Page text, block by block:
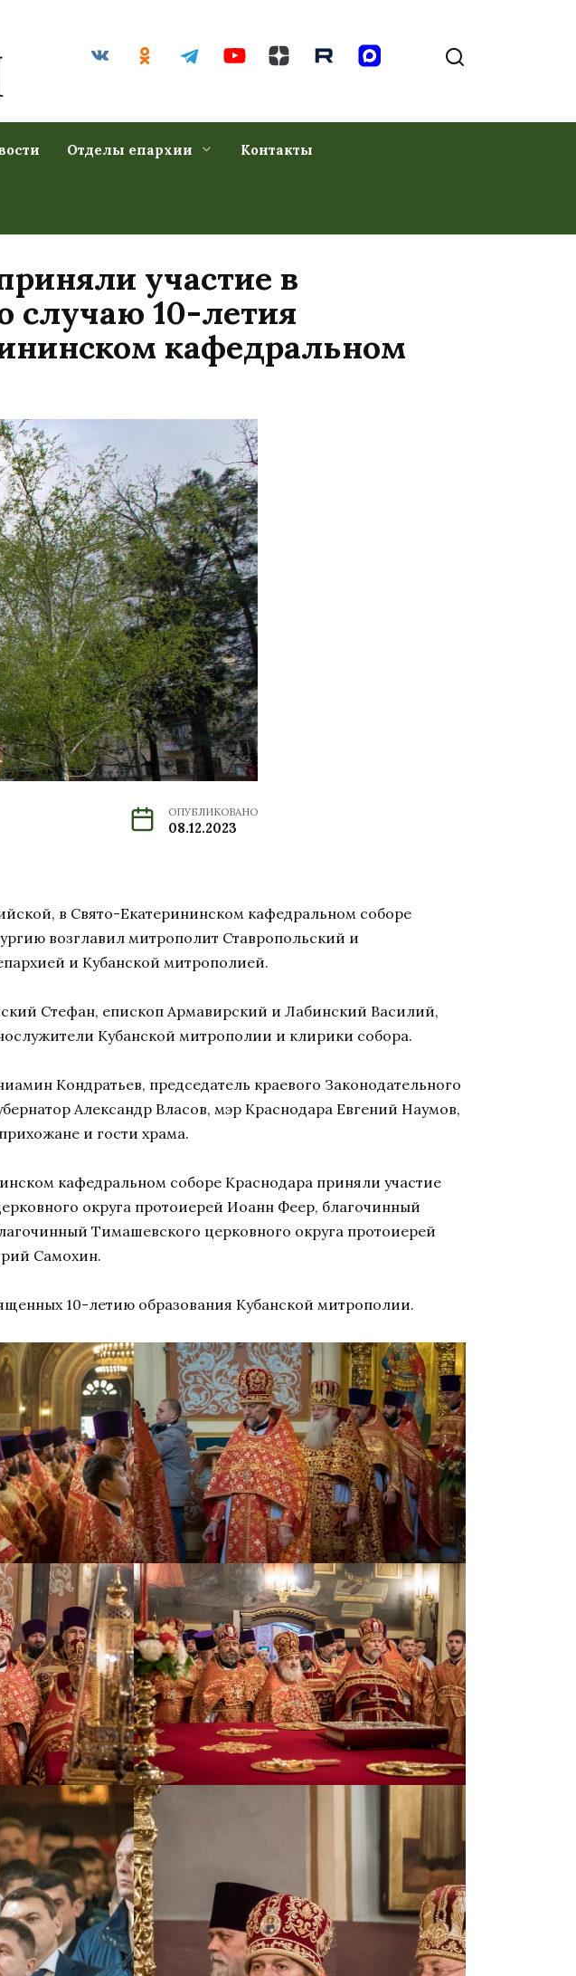
Отделы епархии Контакты
участие в
случаю 10-летия
кафедральном
ОПУБЛИКОВАНО
08.12.2023
в Свято-Екатерининском кафедральном соборе
возглавил митрополит Ставропольский и
и Кубанской митрополией.
Стефан, епископ Армавирский и Лабинский Василий,
Кубанской митрополии и клирики собора.
Кондратьев, председатель краевого Законодательного
Александр Власов, мэр Краснодара Евгений Наумов,
и гости храма.
кафедральном соборе Краснодара приняли участие
округа протоиерей Иоанн Феер, благочинный
Тимашевского церковного округа протоиерей
Самохин.
10-летию образования Кубанской митрополии.